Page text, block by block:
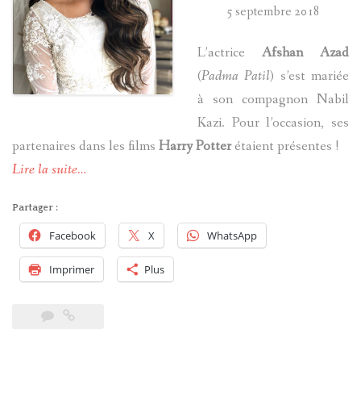
5 septembre 2018
L’actrice Afshan Azad
(Padma Patil) s’est mariée
à son compagnon Nabil
Kazi. Pour l’occasion, ses
partenaires dans les films Harry Potterétaient présentes !
Lire la suite…
Partager :
Facebook X WhatsApp
Imprimer Plus